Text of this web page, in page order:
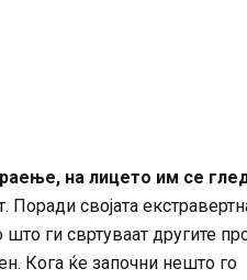
на лицето им се
Поради својата
ги свртуваат другите
Кога ќе започни нешто го